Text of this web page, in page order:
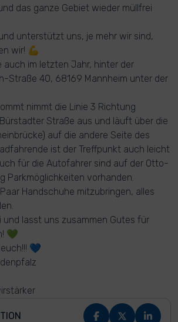
das ganze Gebiet wieder müllfrei
unterstützt uns, je mehr wir sind,
wir! 💪
auch im letzten Jahr, hinter der
Straße 40, 68169 Mannheim unter der
nimmt die Linie 3 Richtung
Straße aus und läuft über die
auf die andere Seite des
ist der Treffpunkt auch leicht
für die Autofahrer sind auf der Otto-
Parkmöglichkeiten vorhanden.
Handschuhe mitzubringen, alles
und lasst uns zusammen Gutes für
💚
💙